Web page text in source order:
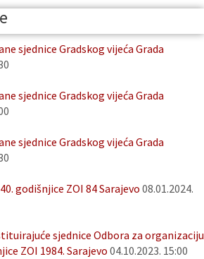
sjednice Gradskog vijeća Grada
sjednice Gradskog vijeća Grada
sjednice Gradskog vijeća Grada
godišnjice ZOI 84 Sarajevo 08.01.2024.
sjednice Odbora za organizaciju
ZOI 1984. Sarajevo 04.10.2023. 15:00